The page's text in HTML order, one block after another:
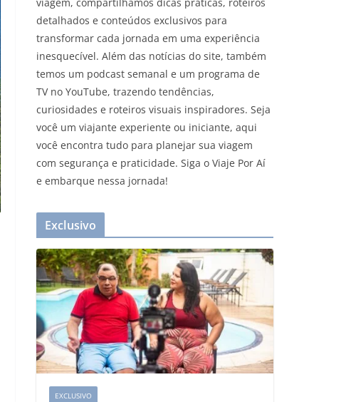
detalhados e conteúdos exclusivos para
transformar cada jornada em uma experiência
inesquecível. Além das notícias do site, também
temos um podcast semanal e um programa de
TV no YouTube, trazendo tendências,
curiosidades e roteiros visuais inspiradores. Seja
você um viajante experiente ou iniciante, aqui
você encontra tudo para planejar sua viagem
com segurança e praticidade. Siga o Viaje Por Aí
e embarque nessa jornada!
Exclusivo
EXCLUSIVO